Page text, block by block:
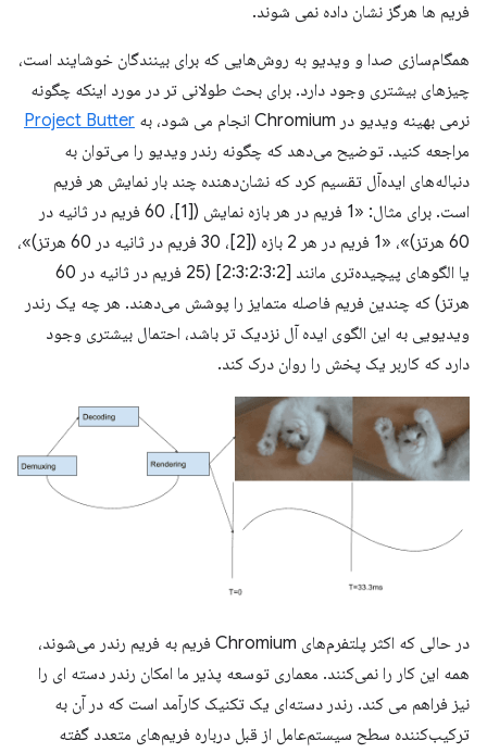
فریم ها هرگز نشان داده نمی شوند.
همگام‌سازی صدا و ویدیو به روش‌هایی که برای بینندگان خوشایند است،
چیزهای بیشتری وجود دارد. برای بحث طولانی تر در مورد اینکه چگونه
نرمی بهینه ویدیو در Chromium انجام می شود، به
Project Butter
مراجعه کنید. توضیح می‌دهد که چگونه رندر ویدیو را می‌توان به
دنباله‌های ایده‌آل تقسیم کرد که نشان‌دهنده چند بار نمایش هر فریم
است. برای مثال: «1 فریم در هر بازه نمایش ([1]، 60 فریم در ثانیه در
60 هرتز)»، «1 فریم در هر 2 بازه ([2]، 30 فریم در ثانیه در 60 هرتز)»،
یا الگوهای پیچیده‌تری مانند [2:3:2:3:2] (25 فریم در ثانیه در 60
هرتز) که چندین فریم فاصله متمایز را پوشش می‌دهند. هر چه یک رندر
ویدیویی به این الگوی ایده آل نزدیک تر باشد، احتمال بیشتری وجود
دارد که کاربر یک پخش را روان درک کند.
در حالی که اکثر پلتفرم‌های Chromium فریم به فریم رندر می‌شوند،
همه این کار را نمی‌کنند. معماری توسعه پذیر ما امکان رندر دسته ای را
نیز فراهم می کند. رندر دسته‌ای یک تکنیک کارآمد است که در آن به
ترکیب‌کننده سطح سیستم‌عامل از قبل درباره فریم‌های متعدد گفته